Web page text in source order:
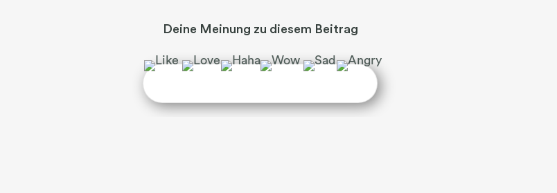
Deine Meinung zu diesem Beitrag